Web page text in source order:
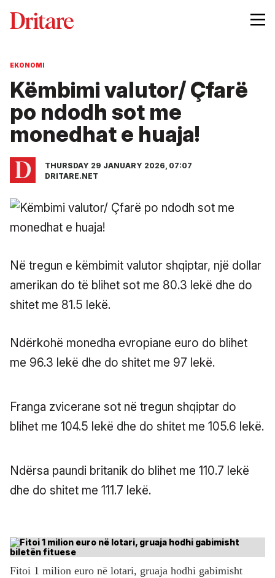
EKONOMI
Këmbimi valutor/ Çfarë
po ndodh sot me
monedhat e huaja!
THURSDAY 29 JANUARY 2026, 07:07
DRITARE.NET
Në tregun e këmbimit valutor shqiptar, një dollar
amerikan do të blihet sot me 80.3 lekë dhe do
shitet me 81.5 lekë.
Ndërkohë monedha evropiane euro do blihet
me 96.3 lekë dhe do shitet me 97 lekë.
Franga zvicerane sot në tregun shqiptar do
blihet me 104.5 lekë dhe do shitet me 105.6 lekë.
Ndërsa paundi britanik do blihet me 110.7 lekë
dhe do shitet me 111.7 lekë.
Fitoi 1 milion euro në lotari, gruaja hodhi gabimisht